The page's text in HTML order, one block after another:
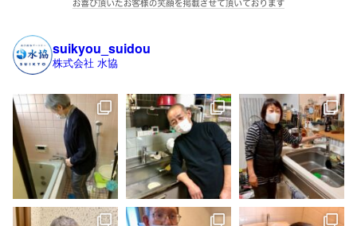
suikyou_suidou
株式会社 水協